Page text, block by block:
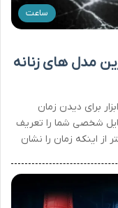
ساعت
مدل های زنانه
برای دیدن زمان
شخصی شما را تعریف
اینکه زمان را نشان